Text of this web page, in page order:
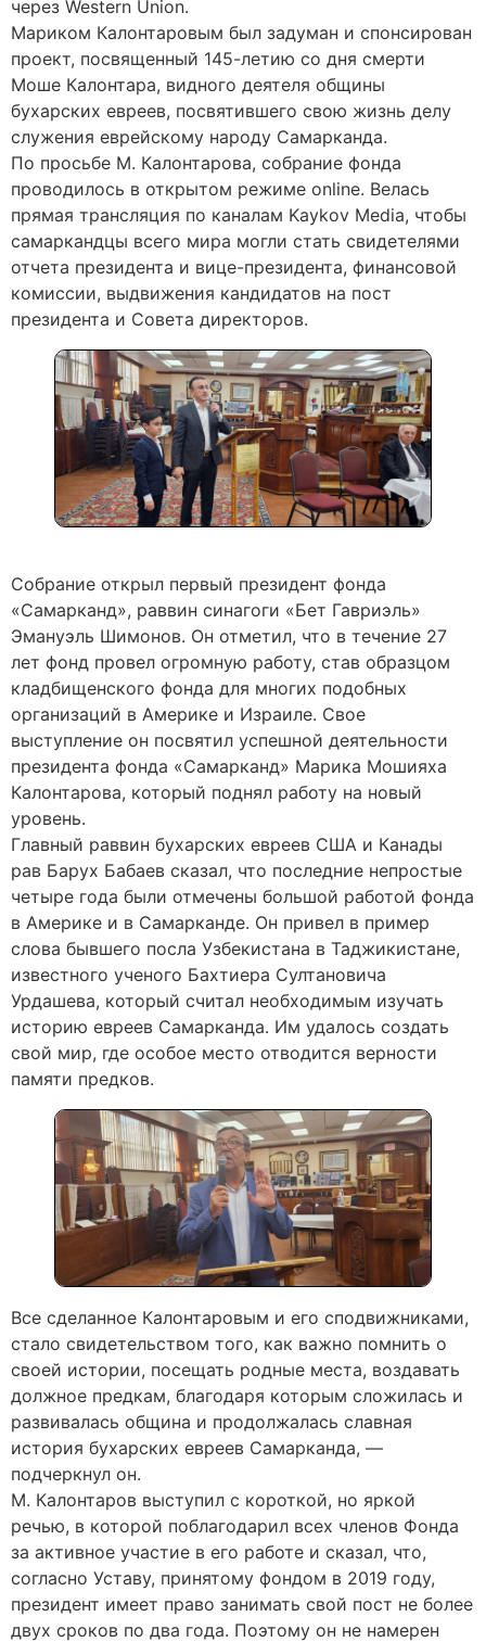
через Western Union.
Мариком Калонтаровым был задуман и спонсирован
проект, посвященный 145-летию со дня смерти
Моше Калонтара, видного деятеля общины
бухарских евреев, посвятившего свою жизнь делу
служения еврейскому народу Самарканда.
По просьбе М. Калонтарова, собрание фонда
проводилось в открытом режиме online. Велась
прямая трансляция по каналам Kaykov Media, чтобы
самаркандцы всего мира могли стать свидетелями
отчета президента и вице-президента, финансовой
комиссии, выдвижения кандидатов на пост
президента и Совета директоров.
Собрание открыл первый президент фонда
«Самарканд», раввин синагоги «Бет Гавриэль»
Эмануэль Шимонов. Он отметил, что в течение 27
лет фонд провел огромную работу, став образцом
кладбищенского фонда для многих подобных
организаций в Америке и Израиле. Свое
выступление он посвятил успешной деятельности
президента фонда «Самарканд» Марика Мошияха
Калонтарова, который поднял работу на новый
уровень.
Главный раввин бухарских евреев США и Канады
рав Барух Бабаев сказал, что последние непростые
четыре года были отмечены большой работой фонда
в Америке и в Самарканде. Он привел в пример
слова бывшего посла Узбекистана в Таджикистане,
известного ученого Бахтиера Султановича
Урдашева, который считал необходимым изучать
историю евреев Самарканда. Им удалось создать
свой мир, где особое место отводится верности
памяти предков.
Все сделанное Калонтаровым и его сподвижниками,
стало свидетельством того, как важно помнить о
своей истории, посещать родные места, воздавать
должное предкам, благодаря которым сложилась и
развивалась община и продолжалась славная
история бухарских евреев Самарканда, —
подчеркнул он.
М. Калонтаров выступил с короткой, но яркой
речью, в которой поблагодарил всех членов Фонда
за активное участие в его работе и сказал, что,
согласно Уставу, принятому фондом в 2019 году,
президент имеет право занимать свой пост не более
двух сроков по два года. Поэтому он не намерен